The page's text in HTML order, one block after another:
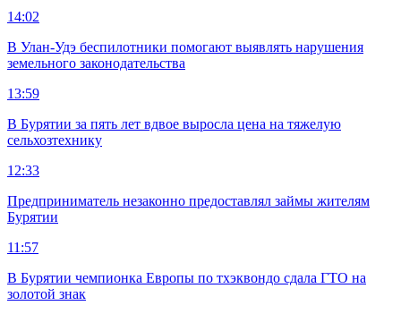
14:02
В Улан-Удэ беспилотники помогают выявлять нарушения
земельного законодательства
13:59
В Бурятии за пять лет вдвое выросла цена на тяжелую
сельхозтехнику
12:33
Предприниматель незаконно предоставлял займы жителям
Бурятии
11:57
В Бурятии чемпионка Европы по тхэквондо сдала ГТО на
золотой знак